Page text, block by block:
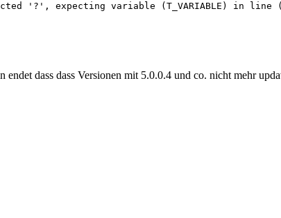
'?', expecting variable (T_VARIABLE) in
dass dass Versionen mit 5.0.0.4 und co. nicht mehr